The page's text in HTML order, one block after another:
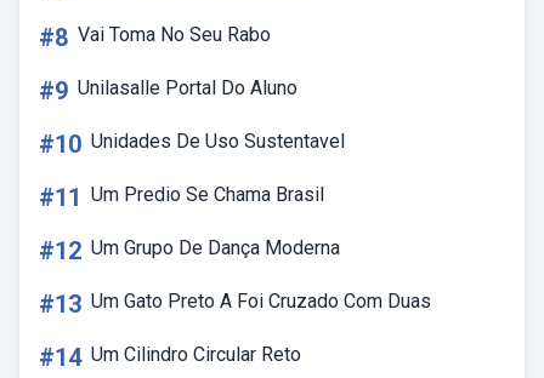
#8 Vai Toma No Seu Rabo
#9 Unilasalle Portal Do Aluno
#10 Unidades De Uso Sustentavel
#11 Um Predio Se Chama Brasil
#12 Um Grupo De Dança Moderna
#13 Um Gato Preto A Foi Cruzado Com Duas
#14 Um Cilindro Circular Reto